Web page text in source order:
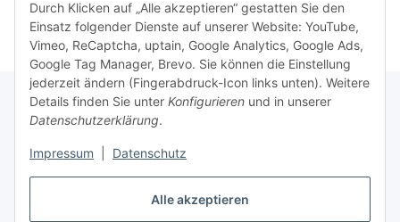
Alle akzeptieren
Durch Klicken auf „Alle akzeptieren“ gestatten Sie den
Einsatz folgender Dienste auf unserer Website: YouTube,
Vimeo, ReCaptcha, uptain, Google Analytics, Google Ads,
Google Tag Manager, Brevo. Sie können die Einstellung
jederzeit ändern (Fingerabdruck-Icon links unten). Weitere
Details finden Sie unter Konfigurieren und in unserer
Datenschutzerklärung.
Impressum Datenschutz